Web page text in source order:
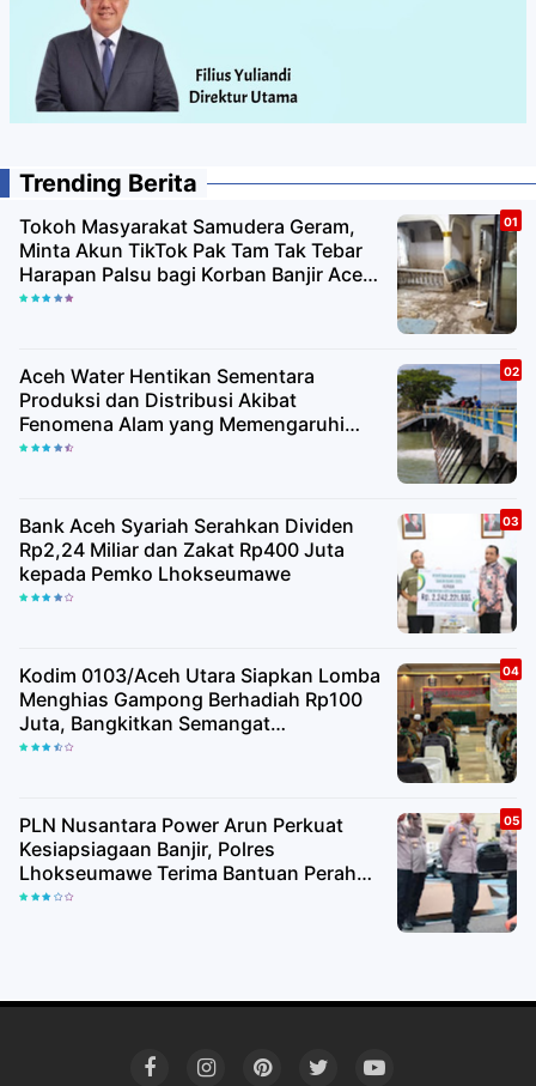
Trending Berita
Tokoh Masyarakat Samudera Geram,
Minta Akun TikTok Pak Tam Tak Tebar
Harapan Palsu bagi Korban Banjir Aceh
Utara
Aceh Water Hentikan Sementara
Produksi dan Distribusi Akibat
Fenomena Alam yang Memengaruhi
Kualitas Air Baku
Bank Aceh Syariah Serahkan Dividen
Rp2,24 Miliar dan Zakat Rp400 Juta
kepada Pemko Lhokseumawe
Kodim 0103/Aceh Utara Siapkan Lomba
Menghias Gampong Berhadiah Rp100
Juta, Bangkitkan Semangat
Kemerdekaan hingga Pelosok Desa
PLN Nusantara Power Arun Perkuat
Kesiapsiagaan Banjir, Polres
Lhokseumawe Terima Bantuan Perahu
Karet